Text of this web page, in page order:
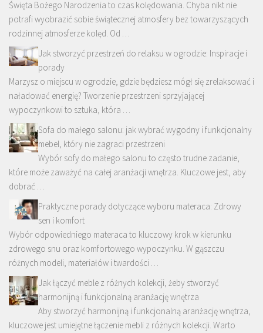
Święta Bożego Narodzenia to czas kolędowania. Chyba nikt nie
potrafi wyobrazić sobie świątecznej atmosfery bez towarzyszących
rodzinnej atmosferze kolęd. Od …
Jak stworzyć przestrzeń do relaksu w ogrodzie: Inspiracje i
porady
Marzysz o miejscu w ogrodzie, gdzie będziesz mógł się zrelaksować i
naładować energię? Tworzenie przestrzeni sprzyjającej
wypoczynkowi to sztuka, która …
Sofa do małego salonu: jak wybrać wygodny i funkcjonalny
mebel, który nie zagraci przestrzeni
Wybór sofy do małego salonu to często trudne zadanie,
które może zaważyć na całej aranżacji wnętrza. Kluczowe jest, aby
dobrać …
Praktyczne porady dotyczące wyboru materaca: Zdrowy
sen i komfort
Wybór odpowiedniego materaca to kluczowy krok w kierunku
zdrowego snu oraz komfortowego wypoczynku. W gąszczu
różnych modeli, materiałów i twardości …
Jak łączyć meble z różnych kolekcji, żeby stworzyć
harmonijną i funkcjonalną aranżację wnętrza
Aby stworzyć harmonijną i funkcjonalną aranżację wnętrza,
kluczowe jest umiejętne łączenie mebli z różnych kolekcji. Warto